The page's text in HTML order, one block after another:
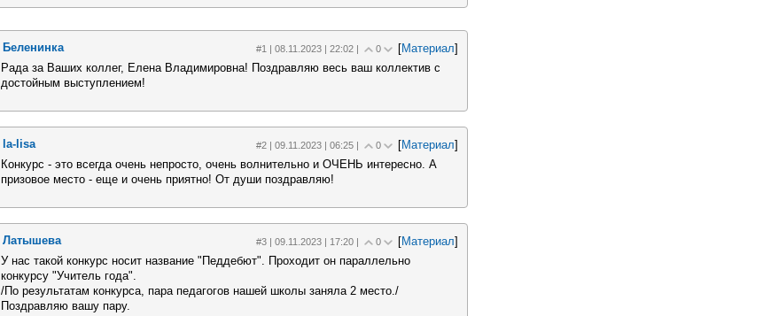
Беленинка #1 | 08.11.2023 | 22:02 | 0 [Материал]
Рада за Ваших коллег, Елена Владимировна! Поздравляю весь ваш коллектив с
достойным выступлением!
la-lisa #2 | 09.11.2023 | 06:25 | 0 [Материал]
Конкурс - это всегда очень непросто, очень волнительно и ОЧЕНЬ интересно. А
призовое место - еще и очень приятно! От души поздравляю!
Латышева #3 | 09.11.2023 | 17:20 | 0 [Материал]
У нас такой конкурс носит название "Педдебют". Проходит он параллельно
конкурсу "Учитель года".
/По результатам конкурса, пара педагогов нашей школы заняла 2 место./
Поздравляю вашу пару.